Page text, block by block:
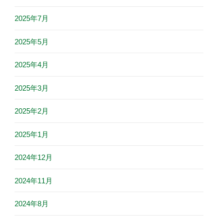
2025年7月
2025年5月
2025年4月
2025年3月
2025年2月
2025年1月
2024年12月
2024年11月
2024年8月